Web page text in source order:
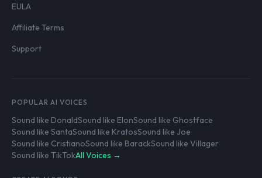
EULA
Affiliate Terms
Support
POPULAR AI VOICES
Sound like DonaldSound like ElonSound like Ghostface
Sound like SantaSound like KratosSound like Joe
Sound like CristianoSound like BarackSound like Villager
Sound like TikTokAll Voices →